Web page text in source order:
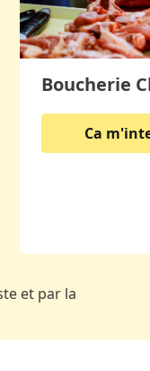
Boucherie
Ca
et par la